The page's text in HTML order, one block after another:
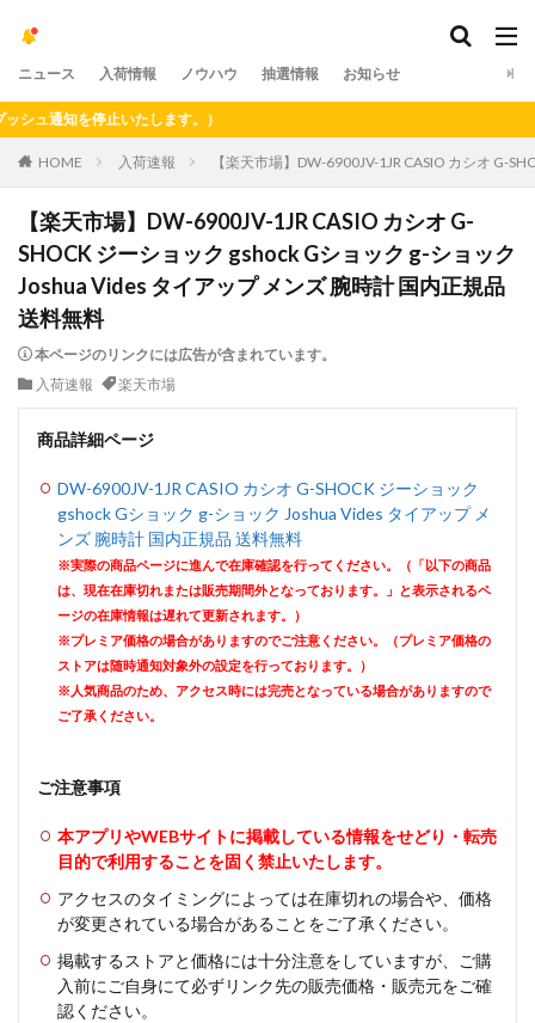
ニュース 入荷情報 ノウハウ 抽選情報 お知らせ
知を停止いたします。）
HOME 入荷速報 【楽天市場】DW-6900JV-1JR CASIO カシオ G-
【楽天市場】DW-6900JV-1JR CASIO カシオ G-
SHOCK ジーショック gshock Gショック g-ショック
Joshua Vides タイアップ メンズ 腕時計 国内正規品
送料無料
本ページのリンクには広告が含まれています。
入荷速報
楽天市場
商品詳細ページ
DW-6900JV-1JR CASIO カシオ G-SHOCK ジーショック
gshock Gショック g-ショック Joshua Vides タイアップ メ
ンズ 腕時計 国内正規品 送料無料
※実際の商品ページに進んで在庫確認を行ってください。（「以下の商品
は、現在在庫切れまたは販売期間外となっております。」と表示されるペ
ージの在庫情報は遅れて更新されます。）
※プレミア価格の場合がありますのでご注意ください。（プレミア価格の
ストアは随時通知対象外の設定を行っております。）
※人気商品のため、アクセス時には完売となっている場合がありますので
ご了承ください。
ご注意事項
本アプリやWEBサイトに掲載している情報をせどり・転売
目的で利用することを固く禁止いたします。
アクセスのタイミングによっては在庫切れの場合や、価格
が変更されている場合があることをご了承ください。
掲載するストアと価格には十分注意をしていますが、ご購
入前にご自身にて必ずリンク先の販売価格・販売元をご確
認ください。